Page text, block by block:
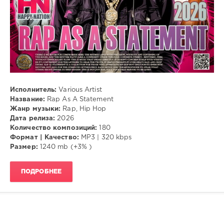
Исполнитель: Various Artist
Название: Rap As A Statement
Жанр музыки:
Rap, Hip Hop
Дата релиза: 2026
Количество композиций:
180
Формат | Качество: MP3 | 320 kbps
Размер: 1240 mb (+3% )
ПОДРОБНЕЕ